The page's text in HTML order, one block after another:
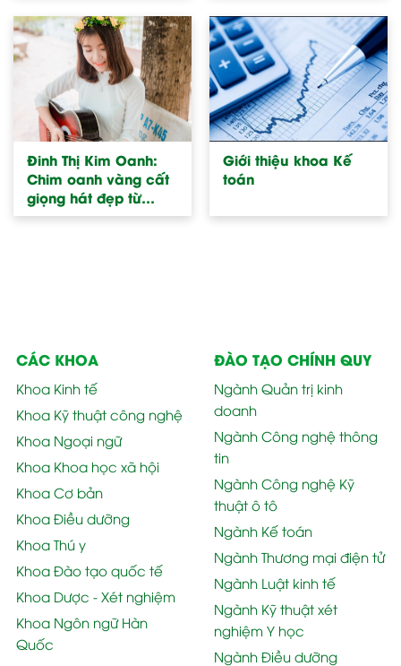
Đinh Thị Kim Oanh:
Chim oanh vàng cất
giọng hát đẹp từ
khoa Kế toán
Giới thiệu khoa Kế
toán
CÁC KHOA
Khoa Kinh tế
Khoa Kỹ thuật công nghệ
Khoa Ngoại ngữ
Khoa Khoa học xã hội
Khoa Cơ bản
Khoa Điều dưỡng
Khoa Thú y
Khoa Đào tạo quốc tế
Khoa Dược - Xét nghiệm
Khoa Ngôn ngữ Hàn
Quốc
ĐÀO TẠO CHÍNH QUY
Ngành Quản trị kinh
doanh
Ngành Công nghệ thông
tin
Ngành Công nghệ Kỹ
thuật ô tô
Ngành Kế toán
Ngành Thương mại điện tử
Ngành Luật kinh tế
Ngành Kỹ thuật xét
nghiệm Y học
Ngành Điều dưỡng